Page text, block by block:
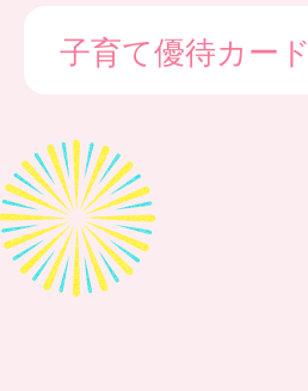
子育て優待カード